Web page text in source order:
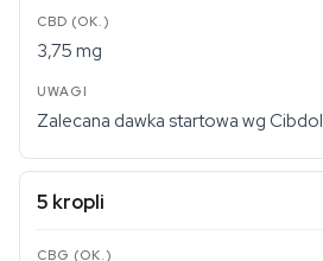
3,75 mg
Zalecana dawka startowa wg Cibdol
5 kropli